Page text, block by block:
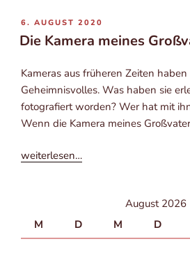
VERÖFFENTLICHT
AM
6. AUGUST 2020
Die Kamera meines
Kame­ras aus frü­he­ren Zei­ten
Geheim­nis­vol­les. Was haben sie
foto­gra­fiert wor­den? Wer hat mit
Wenn die Kame­ra mei­nes
wei­ter­le­sen…
August 2026
M
D M D